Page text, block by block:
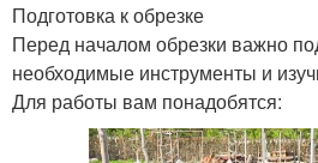
Подготовка к обрезке
Перед началом обрезки важно
необходимые инструменты и
Для работы вам понадобятся: